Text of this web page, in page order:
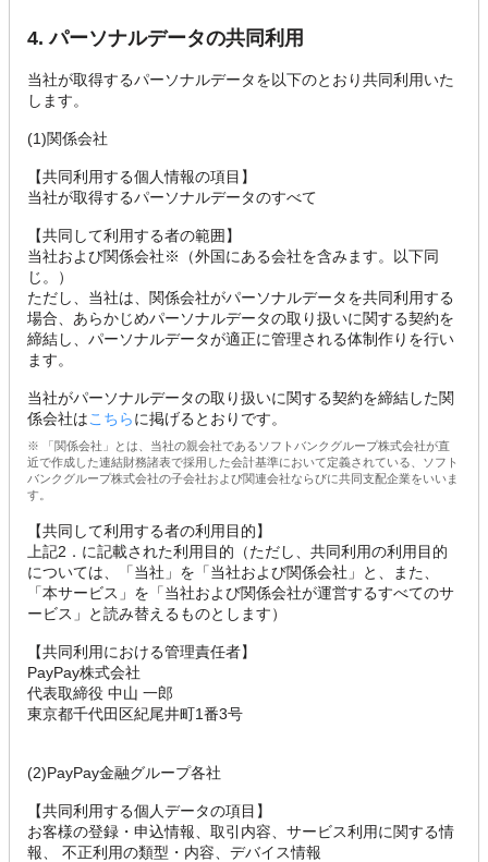
4. パーソナルデータの共同利用
当社が取得するパーソナルデータを以下のとおり共同利用いた
します。
(1)関係会社
【共同利用する個人情報の項目】
当社が取得するパーソナルデータのすべて
【共同して利用する者の範囲】
当社および関係会社※（外国にある会社を含みます。以下同
じ。）
ただし、当社は、関係会社がパーソナルデータを共同利用する
場合、あらかじめパーソナルデータの取り扱いに関する契約を
締結し、パーソナルデータが適正に管理される体制作りを行い
ます。
当社がパーソナルデータの取り扱いに関する契約を締結した関
係会社はこちらに掲げるとおりです。
※ 「関係会社」とは、当社の親会社であるソフトバンクグループ株式会社が直
近で作成した連結財務諸表で採用した会計基準において定義されている、ソフト
バンクグループ株式会社の子会社および関連会社ならびに共同支配企業をいいま
す。
【共同して利用する者の利用目的】
上記2．に記載された利用目的（ただし、共同利用の利用目的
については、「当社」を「当社および関係会社」と、また、
「本サービス」を「当社および関係会社が運営するすべてのサ
ービス」と読み替えるものとします）
【共同利用における管理責任者】
PayPay株式会社
代表取締役 中山 一郎
東京都千代田区紀尾井町1番3号
(2)PayPay金融グループ各社
【共同利用する個人データの項目】
お客様の登録・申込情報、取引内容、サービス利用に関する情
報、 不正利用の類型・内容、デバイス情報